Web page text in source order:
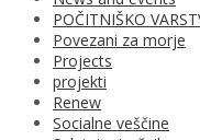
POČITNIŠKO
Povezani za morje
Projects
projekti
Renew
Socialne veščine